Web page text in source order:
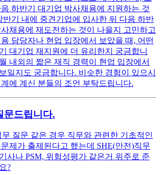
하반기 대기업 박사채용에 지원하는 것
반기 내에 중견기업에 입사한 뒤 다음 하반
채용에 재도전하는 것이 나을지 고민하고
담당자나 현업 입장에서 보았을 때, 어떤
대기업 재지원에 더 유리한지 궁금합니
내외의 짧은 재직 경력이 현업 입장에서
일지도 궁금합니다. 비슷한 경험이 있으시
에 계신 분들의 조언 부탁드립니다.
문드립니다.
질문 같은 경우 직무와 관련한 기초적인
제가 출제된다고 했는데 SHE(안전)직무
사나 PSM, 위험성평가 같은거 위주로 준
?